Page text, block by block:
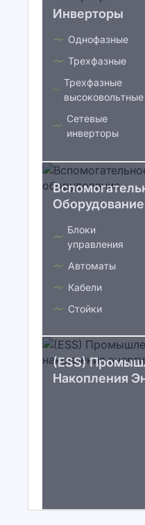
Инверторы
Однофазные
Трехфазные
Трехфазные
высоковольтные
Сетевые
инверторы
Оборудование
Блоки
управления
Автоматы
Кабели
Стойки
(ESS)
Накопления